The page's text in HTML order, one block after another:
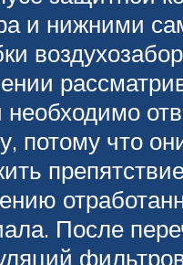
и нижними
необходимо
потому что
После